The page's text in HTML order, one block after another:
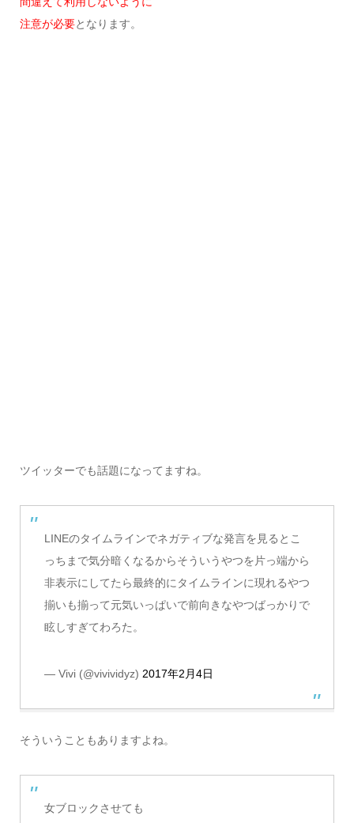
注意が必要となります。
ツイッターでも話題になってますね。
LINEのタイムラインでネガティブな発言を見るとこ
っちまで気分暗くなるからそういうやつを片っ端から
非表示にしてたら最終的にタイムラインに現れるやつ
揃いも揃って元気いっぱいで前向きなやつばっかりで
眩しすぎてわろた。
— Vivi (@vivividyz) 2017年2月4日
そういうこともありますよね。
女ブロックさせても